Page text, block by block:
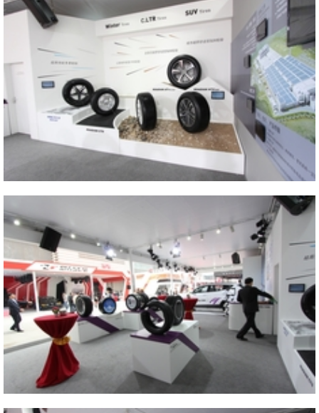
2014 AUTO CHINA
Close
2014 AUTO CHINA